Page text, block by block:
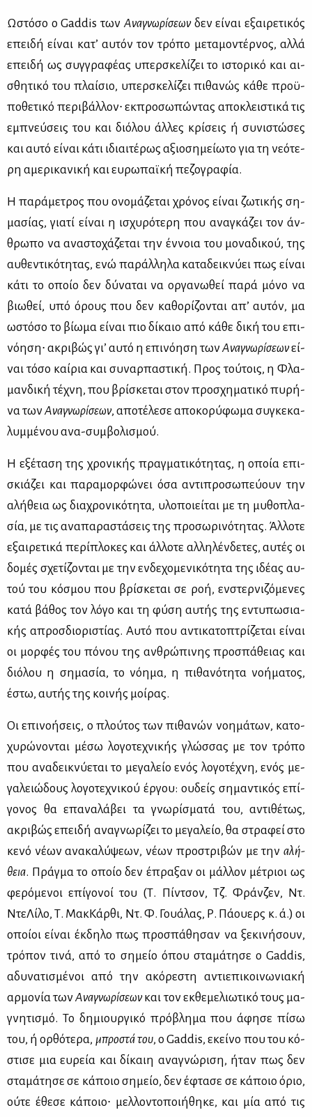
Ωστό­σο ο Gaddis των Ανα­γνω­ρί­σε­ωνδεν εί­ναι εξαι­ρε­τι­κός
επει­δή εί­ναι κα­τ’ αυ­τόν τον τρό­πο με­τα­μο­ντέρ­νος, αλ­λά
επει­δή ως συγ­γρα­φέ­ας υπερ­σκε­λί­ζει το ιστο­ρι­κό και αι­
σθη­τι­κό του πλαί­σιο, υπερ­σκε­λί­ζει πι­θα­νώς κά­θε προ­ϋ­
πο­θε­τι­κό πε­ρι­βάλ­λον∙ εκ­προ­σω­πώ­ντας απο­κλει­στι­κά τις
εμπνεύ­σεις του και διό­λου άλ­λες κρί­σεις ή συ­νι­στώ­σες
και αυ­τό εί­ναι κά­τι ιδιαι­τέ­ρως αξιο­ση­μεί­ω­το για τη νε­ό­τε­
ρη αμε­ρι­κα­νι­κή και ευ­ρω­παϊ­κή πε­ζο­γρα­φία.
Η πα­ρά­με­τρος που ονο­μά­ζε­ται χρό­νος εί­ναι ζω­τι­κής ση­
μα­σί­ας, για­τί εί­ναι η ισχυ­ρό­τε­ρη που ανα­γκά­ζει τον άν­
θρω­πο να ανα­στο­χά­ζε­ται την έν­νοια του μο­να­δι­κού, της
αυ­θε­ντι­κό­τη­τας, ενώ πα­ράλ­λη­λα κα­τα­δει­κνύ­ει πως εί­ναι
κά­τι το οποίο δεν δύ­να­ται να ορ­γα­νω­θεί πα­ρά μό­νο να
βιω­θεί, υπό όρους που δεν κα­θο­ρί­ζο­νται απ’ αυ­τόν, μα
ωστό­σο το βί­ω­μα εί­ναι πιο δί­καιο από κά­θε δι­κή του επι­
νό­η­ση∙ ακρι­βώς γι’ αυ­τό η επι­νό­η­ση των Ανα­γνω­ρί­σε­ωνεί­
ναι τό­σο καί­ρια και συ­ναρ­πα­στι­κή. Προς τού­τοις, η Φλα­
μαν­δι­κή τέ­χνη, που βρί­σκε­ται στον προ­σχη­μα­τι­κό πυ­ρή­
να των Ανα­γνω­ρί­σε­ων, απο­τέ­λε­σε απο­κο­ρύ­φω­μα συ­γκε­κα­
λυμ­μέ­νου ανα-συμ­βο­λι­σμού.
Η εξέ­τα­ση της χρο­νι­κής πραγ­μα­τι­κό­τη­τας, η οποία επι­
σκιά­ζει και πα­ρα­μορ­φώ­νει όσα αντι­προ­σω­πεύ­ουν την
αλή­θεια ως δια­χρο­νι­κό­τη­τα, υλο­ποιεί­ται με τη μυ­θο­πλα­
σία, με τις ανα­πα­ρα­στά­σεις της προ­σω­ρι­νό­τη­τας. Άλ­λο­τε
εξαι­ρε­τι­κά πε­ρί­πλο­κες και άλ­λο­τε αλ­λη­λέν­δε­τες, αυ­τές οι
δο­μές σχε­τί­ζο­νται με την εν­δε­χο­με­νι­κό­τη­τα της ιδέ­ας αυ­
τού του κό­σμου που βρί­σκε­ται σε ροή, εν­στερ­νι­ζό­με­νες
κα­τά βά­θος τον λό­γο και τη φύ­ση αυ­τής της εντυ­πω­σια­
κής απροσ­διο­ρι­στί­ας. Αυ­τό που αντι­κα­το­πτρί­ζε­ται εί­ναι
οι μορ­φές του πό­νου της αν­θρώ­πι­νης προ­σπά­θειας και
διό­λου η ση­μα­σία, το νό­η­μα, η πι­θα­νό­τη­τα νο­ή­μα­τος,
έστω, αυ­τής της κοι­νής μοί­ρας.
Οι επι­νο­ή­σεις, ο πλού­τος των πι­θα­νών νοη­μά­των, κα­το­
χυ­ρώ­νο­νται μέ­σω λο­γο­τε­χνι­κής γλώσ­σας με τον τρό­πο
που ανα­δει­κνύ­ε­ται το με­γα­λείο ενός λο­γο­τέ­χνη, ενός με­
γα­λειώ­δους λο­γο­τε­χνι­κού έρ­γου: ου­δείς ση­μα­ντι­κός επί­
γο­νος θα επα­να­λά­βει τα γνω­ρί­σμα­τά του, αντι­θέ­τως,
ακρι­βώς επει­δή ανα­γνω­ρί­ζει το με­γα­λείο, θα στρα­φεί στο
κε­νό νέ­ων ανα­κα­λύ­ψε­ων, νέ­ων προ­στρι­βών με την αλή­
θεια. Πράγ­μα το οποίο δεν έπρα­ξαν οι μάλ­λον μέ­τριοι ως
φε­ρό­με­νοι επί­γο­νοί του (Τ. Πίν­τσον, Τζ. Φράν­ζεν, Ντ.
Ντε­Λί­λο, Τ. Μακ­Κάρ­θι, Ντ. Φ. Γουά­λας, Ρ. Πά­ου­ερς κ. ά.) οι
οποί­οι εί­ναι έκ­δη­λο πως προ­σπά­θη­σαν να ξε­κι­νή­σουν,
τρό­πον τι­νά, από το ση­μείο όπου στα­μά­τη­σε ο Gaddis,
αδυ­να­τι­σμέ­νοι από την ακό­ρε­στη αντιε­πι­κοι­νω­νια­κή
αρ­μο­νία τωνΑνα­γνω­ρί­σε­ωνκαι τον εκ­θε­με­λιω­τι­κό τους μα­
γνη­τι­σμό. Το δη­μιουρ­γι­κό πρό­βλη­μα που άφη­σε πί­σω
του, ή ορ­θό­τε­ρα, μπρο­στά του, ο Gaddis, εκεί­νο που του κό­
στι­σε μια ευ­ρεία και δί­καιη ανα­γνώ­ρι­ση, ήταν πως δεν
στα­μά­τη­σε σε κά­ποιο ση­μείο, δεν έφτα­σε σε κά­ποιο όριο,
ού­τε έθε­σε κά­ποιο∙ μελ­λο­ντο­ποι­ή­θη­κε, και μία από τις